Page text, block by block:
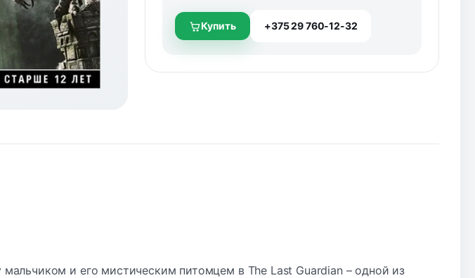
Купить +375 29 760-12-32
и его мистическим питомцем в The Last Guardian – одной из